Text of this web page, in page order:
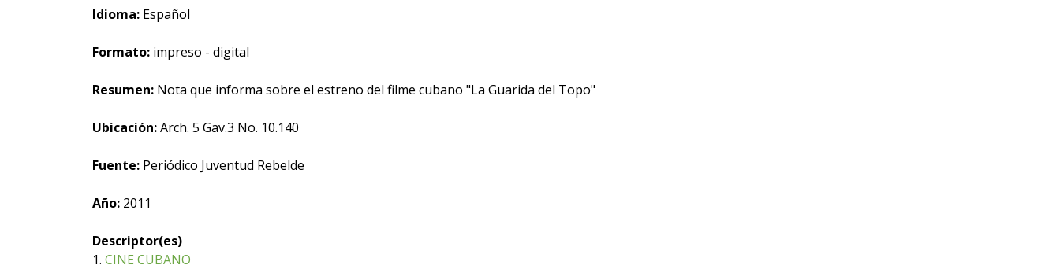
Idioma: Español
Formato: impreso - digital
Resumen: Nota que informa sobre el estreno del filme cubano "La Guarida del Topo"
Ubicación:Arch. 5 Gav.3 No. 10.140
Fuente: Periódico Juventud Rebelde
Año: 2011
Descriptor(es)
1. CINE CUBANO